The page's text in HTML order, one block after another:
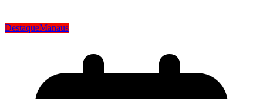
DestaqueManaus